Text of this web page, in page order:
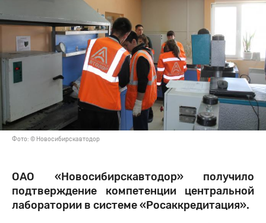
Фото: © Новосибирскавтодор
ОАО «Новосибирскавтодор» получило
подтверждение компетенции центральной
лаборатории в системе «Росаккредитация».